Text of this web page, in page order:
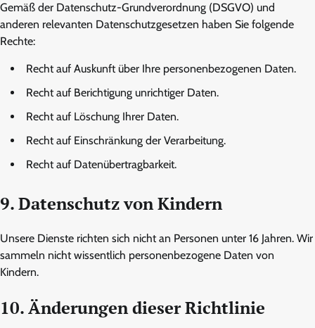
Gemäß der Datenschutz-Grundverordnung (DSGVO) und
anderen relevanten Datenschutzgesetzen haben Sie folgende
Rechte:
Recht auf Auskunft über Ihre personenbezogenen Daten.
Recht auf Berichtigung unrichtiger Daten.
Recht auf Löschung Ihrer Daten.
Recht auf Einschränkung der Verarbeitung.
Recht auf Datenübertragbarkeit.
9. Datenschutz von Kindern
Unsere Dienste richten sich nicht an Personen unter 16 Jahren. Wir
sammeln nicht wissentlich personenbezogene Daten von
Kindern.
10. Änderungen dieser Richtlinie